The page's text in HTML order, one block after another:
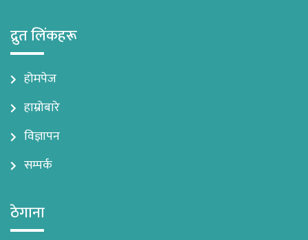
द्रुत लिंकहरू
होमपेज
हाम्रोबारे
विज्ञापन
सम्पर्क
ठेगाना